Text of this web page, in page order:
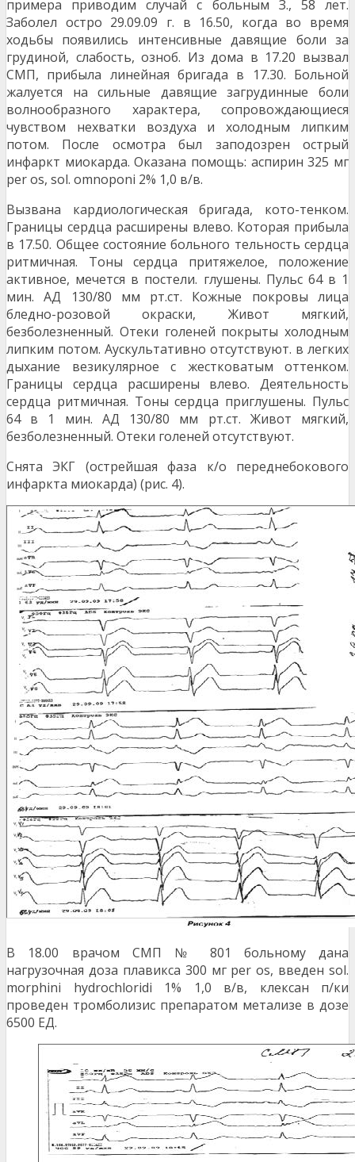
примера приводим случай с больным З., 58 лет.
Заболел остро 29.09.09 г. в 16.50, когда во время
ходьбы появились интенсивные давящие боли за
грудиной, слабость, озноб. Из дома в 17.20 вызвал
СМП, прибыла линейная бригада в 17.30. Больной
жалуется на сильные давящие загрудинные боли
волнообразного характера, сопровождающиеся
чувством нехватки воздуха и холодным липким
потом. После осмотра был заподозрен острый
инфаркт миокарда. Оказана помощь: аспирин 325 мг
per os, sol. omnoponi 2% 1,0 в/в.
Вызвана кардиологическая бригада, кото-тенком.
Границы сердца расширены влево. Которая прибыла
в 17.50. Общее состояние больного тельность сердца
ритмичная. Тоны сердца притяжелое, положение
активное, мечется в постели. глушены. Пульс 64 в 1
мин. АД 130/80 мм рт.ст. Кожные покровы лица
бледно-розовой окраски, Живот мягкий,
безболезненный. Отеки голеней покрыты холодным
липким потом. Аускультативно отсутствуют. в легких
дыхание везикулярное с жестковатым оттенком.
Границы сердца расширены влево. Дея­тельность
сердца ритмичная. Тоны сердца при­глушены. Пульс
64 в 1 мин. АД 130/80 мм рт.ст. Живот мягкий,
безболезненный. Отеки голеней отсутствуют.
Снята ЭКГ (острейшая фаза к/о переднебокового
инфаркта миокарда) (рис. 4).
В 18.00 врачом СМП № 801 больному дана
нагрузочная доза плавикса 300 мг per os, введен sol.
morphini hydrochloridi 1% 1,0 в/в, клексан п/ки
проведен тромболизис препаратом метализе в дозе
6500 ЕД.